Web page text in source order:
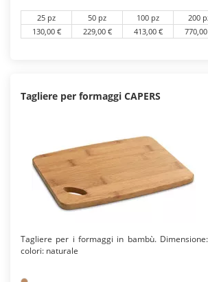
25 pz 50 pz 100 pz 200
130,00 €
229,00 € 413,00 €
Tagliere per formaggi CAPERS
Tagliere per i formaggi in bambù.
colori: naturale